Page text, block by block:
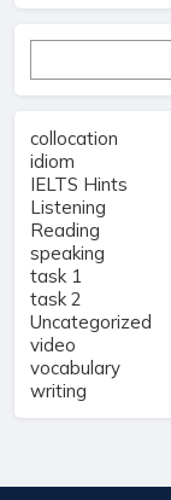
collocation
idiom
IELTS Hints
Listening
Reading
speaking
task 1
task 2
Uncategorized
video
vocabulary
writing